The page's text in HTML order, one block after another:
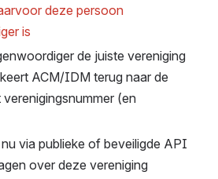
deze persoon
is
de juiste vereniging
ACM/IDM terug naar de
(en
via publieke of beveiligde API
over deze vereniging